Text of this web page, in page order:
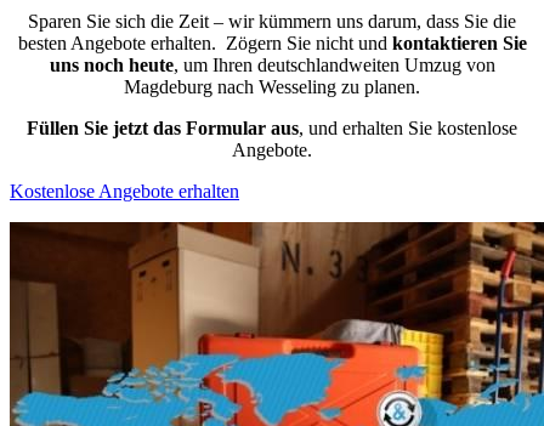
Sparen Sie sich die Zeit – wir kümmern uns darum, dass Sie die
besten Angebote erhalten. Zögern Sie nicht und kontaktieren Sie
uns noch heute, um Ihren deutschlandweiten Umzug von
Magdeburg nach Wesseling zu planen.
Füllen Sie jetzt das Formular aus, und erhalten Sie kostenlose
Angebote.
Kostenlose Angebote erhalten